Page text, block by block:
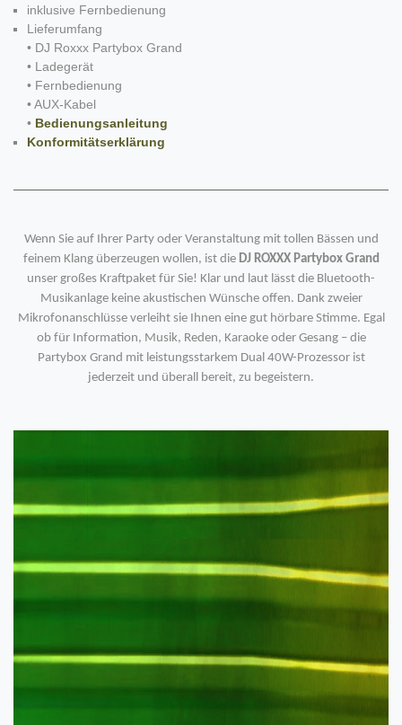
inklusive Fernbedienung
Lieferumfang
• DJ Roxxx Partybox Grand
• Ladegerät
• Fernbedienung
• AUX-Kabel
• Bedienungsanleitung
Konformitätserklärung
Wenn Sie auf Ihrer Party oder Veranstaltung mit tollen Bässen und
feinem Klang überzeugen wollen, ist dieDJ ROXXX Partybox Grand
unser großes Kraftpaket für Sie! Klar und laut lässt die Bluetooth-
Musikanlage keine akustischen Wünsche offen. Dank zweier
Mikrofonanschlüsse verleiht sie Ihnen eine gut hörbare Stimme. Egal
ob für Information, Musik, Reden, Karaoke oder Gesang – die
Partybox Grand mit leistungsstarkem Dual 40W-Prozessor ist
jederzeit und überall bereit, zu begeistern.